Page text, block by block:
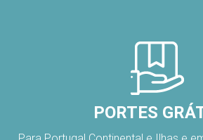
PORTES